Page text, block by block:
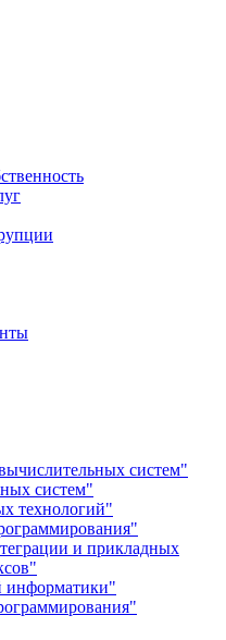
систем"
систем"
технологий"
и прикладных
информатики"